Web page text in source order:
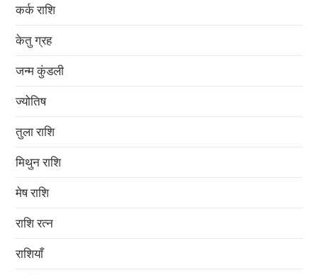
कर्क राशि
केतु ग्रह
जन्म कुंडली
ज्योतिष
तुला राशि
मिथुन राशि
मेष राशि
राशि रत्न
राशियाँ